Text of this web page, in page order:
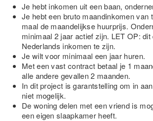
Je hebt inkomen uit een baan,
Je hebt een bruto maandinkomen van
maal de maandelijkse huurprijs.
minimaal 2 jaar actief zijn. LET OP: dit
Nederlands inkomen te zijn.
Je wilt voor minimaal een jaar huren.
Met een vast contract betaal je 1
alle andere gevallen 2 maanden.
In dit project is garantstelling om in
niet mogelijk.
De woning delen met een vriend is
een eigen slaapkamer heeft.